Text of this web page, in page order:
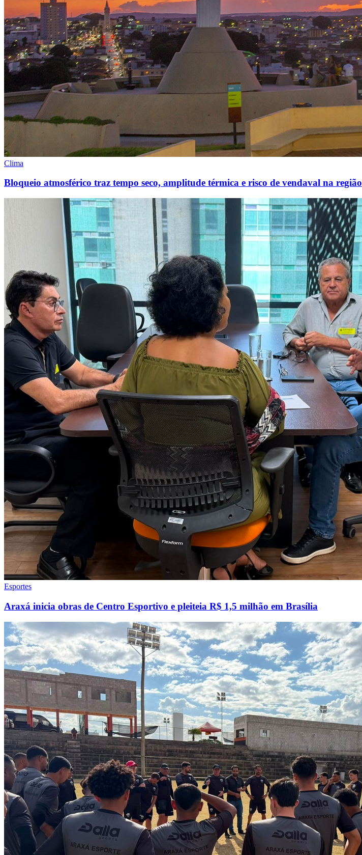
Clima
Bloqueio atmosférico traz tempo seco, amplitude térmica e risco de vendaval na região
Esportes
Araxá inicia obras de Centro Esportivo e pleiteia R$ 1,5 milhão em Brasília